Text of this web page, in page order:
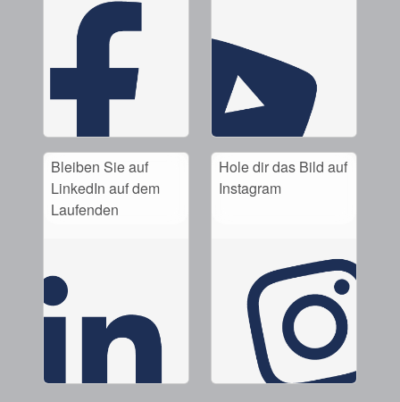
Bleiben Sie auf
LinkedIn auf dem
Laufenden
Hole dir das Bild auf
Instagram